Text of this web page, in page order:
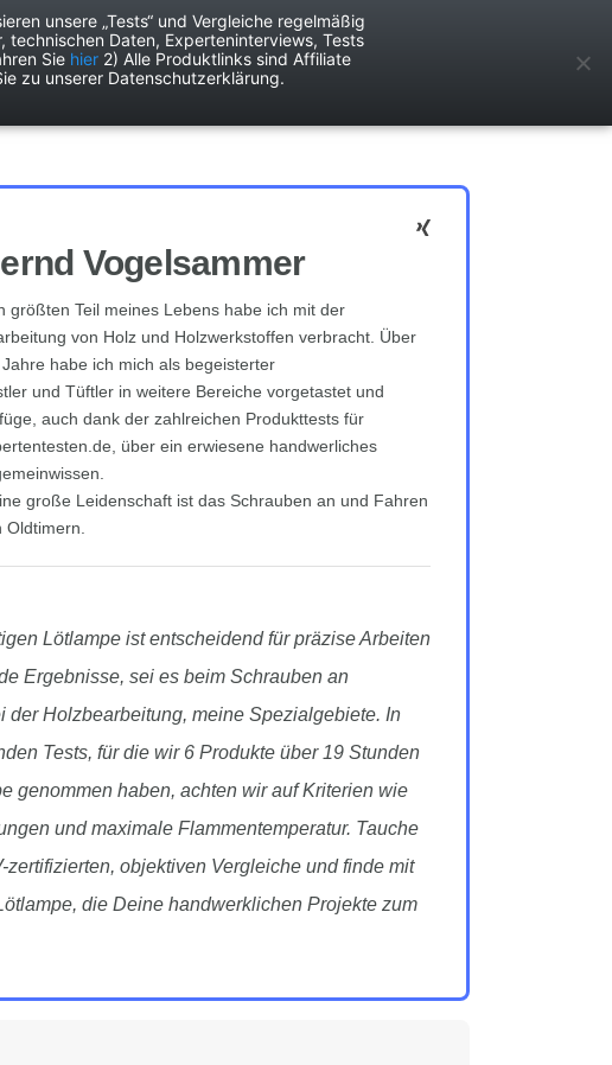
Services
Vogelsammer
größten Teil meines Lebens habe ich mit der
von Holz und Holzwerkstoffen verbracht. Über
habe ich mich als begeisterter
und Tüftler in weitere Bereiche vorgetastet und
auch dank der zahlreichen Produkttests für
über ein erwiesene handwerliches
große Leidenschaft ist das Schrauben an und Fahren
Oldtimern.
Lötlampe ist entscheidend für präzise Arbeiten
Ergebnisse, sei es beim Schrauben an
der Holzbearbeitung, meine Spezialgebiete. In
Tests, für die wir 6 Produkte über 19 Stunden
genommen haben, achten wir auf Kriterien wie
und maximale Flammentemperatur. Tauche
zertifizierten, objektiven Vergleiche und finde mit
die Deine handwerklichen Projekte zum
unsere „Tests“ und Vergleiche regelmäßig
Daten, Experteninterviews, Tests
Sie hier 2) Alle Produktlinks sind Affiliate
zu unserer Datenschutzerklärung.